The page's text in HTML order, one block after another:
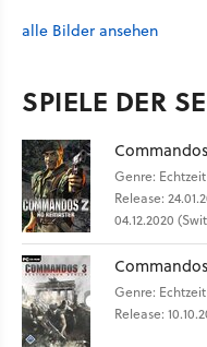
alle Bilder ansehen
SPIELE DER
Genre:
Release:
04.12.2020
Genre:
Release: